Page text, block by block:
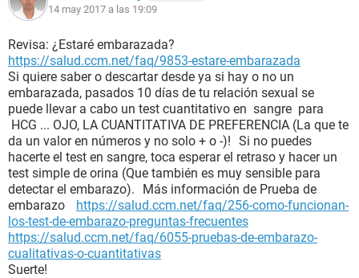
14 may 2017 a las 19:09
Revisa: ¿Estaré embarazada?
https://salud.ccm.net/faq/9853-estare-embarazada
Si quiere saber o descartar desde ya si hay o no un
embarazada, pasados 10 días de tu relación sexual se
puede llevar a cabo un test cuantitativo en sangre para
HCG ... OJO, LA CUANTITATIVA DE PREFERENCIA (La que te
da un valor en números y no solo + o -)! Si no puedes
hacerte el test en sangre, toca esperar el retraso y hacer un
test simple de orina (Que también es muy sensible para
detectar el embarazo). Más información de Prueba de
embarazo https://salud.ccm.net/faq/256-como-funcionan-
los-test-de-embarazo-preguntas-frecuentes
https://salud.ccm.net/faq/6055-pruebas-de-embarazo-
cualitativas-o-cuantitativas
Suerte!